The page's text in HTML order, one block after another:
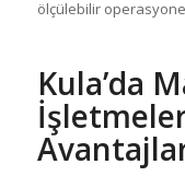
ölçülebilir
Kula’da